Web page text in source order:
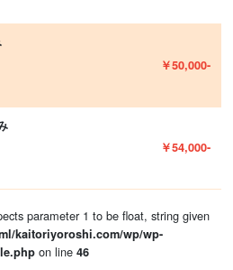
￥50,000-
￥54,000-
parameter 1 to be float, string given
kaitoriyoroshi.com/wp/wp-
on line 46